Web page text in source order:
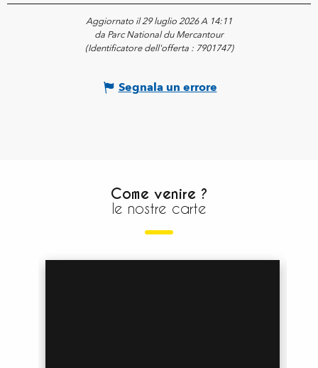
Aggiornato il 29 luglio 2026 A 14:11
da Parc National du Mercantour
(Identificatore dell'offerta : 7901747)
Segnala un errore
Come venire ?
le nostre carte